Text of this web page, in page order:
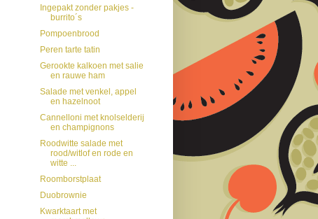
Ingepakt zonder pakjes -
burrito´s
Pompoenbrood
Peren tarte tatin
Gerookte kalkoen met salie
en rauwe ham
Salade met venkel, appel
en hazelnoot
Cannelloni met knolselderij
en champignons
Roodwitte salade met
rood/witlof en rode en
witte ...
Roomborstplaat
Duobrownie
Kwarktaart met